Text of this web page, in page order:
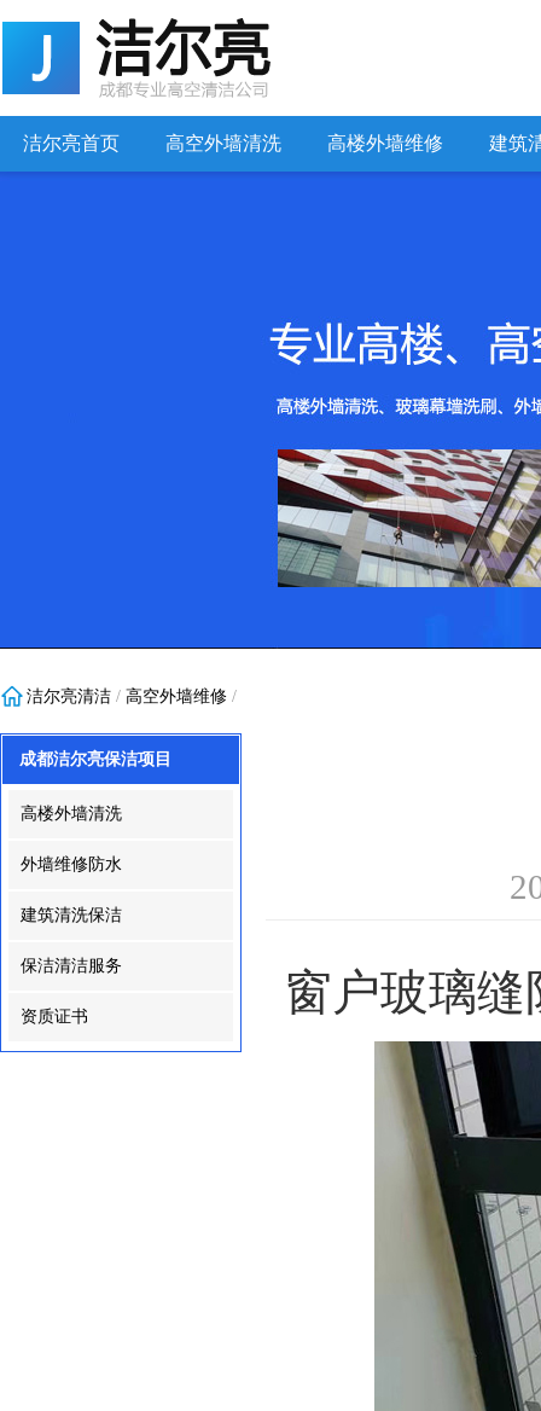
洁尔亮首页 高空外墙清洗 高楼外墙维修 建筑
洁尔亮清洁 / 高空外墙维修 /
成都洁尔亮保洁项目
高楼外墙清洗
外墙维修防水
建筑清洗保洁
保洁清洁服务
资质证书 窗户玻璃